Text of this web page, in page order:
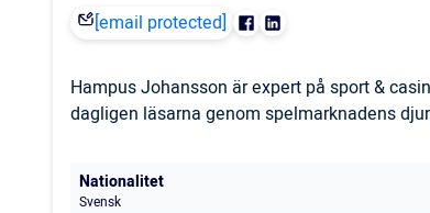
[email protected]
Hampus Johansson är expert på sport &
dagligen läsarna genom spelmarknadens
Nationalitet
Svensk